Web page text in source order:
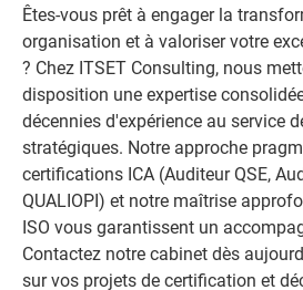
Êtes-vous prêt à engager la
organisation et à valoriser votre
? Chez ITSET Consulting, nous
disposition une expertise
décennies d'expérience au service
stratégiques. Notre approche
certifications ICA (Auditeur QSE,
QUALIOPI) et notre maîtrise
ISO vous garantissent un
Contactez notre cabinet dès
sur vos projets de certification et